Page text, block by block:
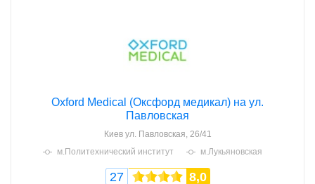
Oxford Medical (Оксфорд медикал) на ул.
Павловская
Киев ул. Павловская, 26/41
м.Политехнический институт
м.Лукьяновская
27 8,0